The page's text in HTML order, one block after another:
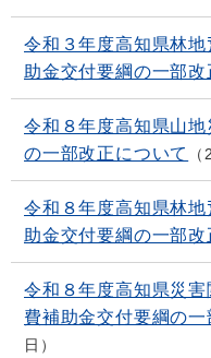
令和３年度高知県林
助金交付要綱の一部改
令和８年度高知県山
の一部改正について
令和８年度高知県林
助金交付要綱の一部改
令和８年度高知県災
費補助金交付要綱の
日